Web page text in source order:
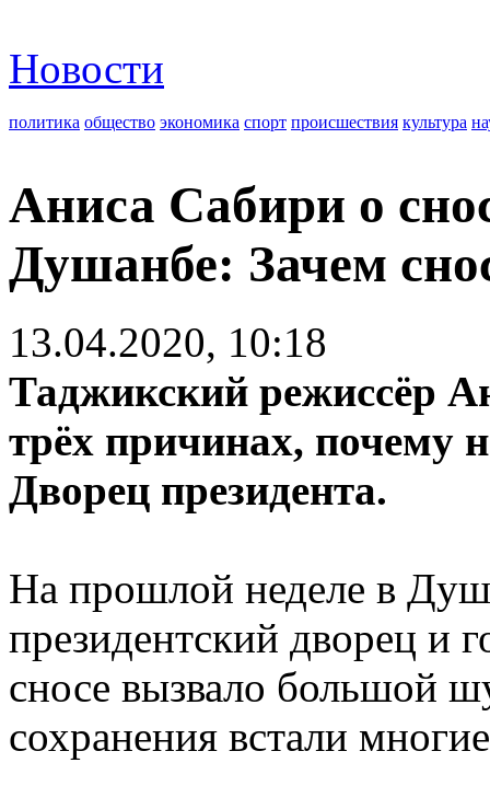
Новости
политика общество экономика спорт происшествия культура
Аниса Сабири о
Душанбе: Зачем
13.04.2020, 10:18
Таджикский режиссёр
трёх причинах, почему
Дворец президента.
На прошлой неделе в
президентский дворец и
сносе вызвало большой
сохранения встали